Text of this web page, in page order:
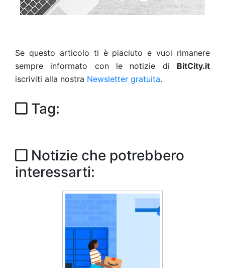
Se questo articolo ti è piaciuto e vuoi rimanere
sempre informato con le notizie di BitCity.it
iscriviti alla nostra Newsletter gratuita.
Tag:
Notizie che potrebbero
interessarti: